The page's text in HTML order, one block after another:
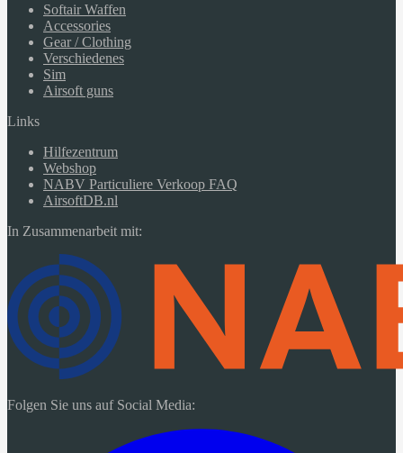
Softair Waffen
Accessories
Gear / Clothing
Verschiedenes
Sim
Airsoft guns
Links
Hilfezentrum
Webshop
NABV Particuliere Verkoop FAQ
AirsoftDB.nl
In Zusammenarbeit mit:
Folgen Sie uns auf Social Media: